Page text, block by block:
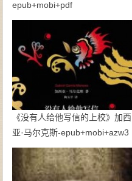
epub+mobi+pdf
《没有人给他写信的上校》加西
亚·马尔克斯-epub+mobi+azw3